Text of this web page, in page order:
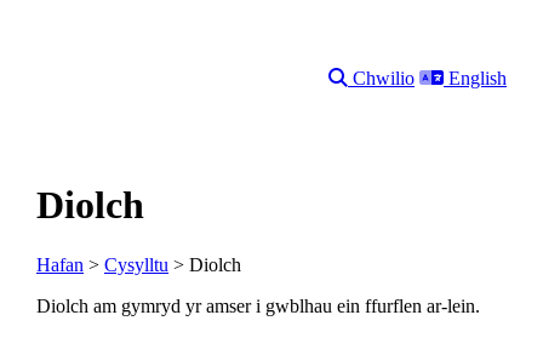
Chwilio English
Diolch
Hafan > Cysylltu > Diolch
Diolch am gymryd yr amser i gwblhau ein ffurflen ar-lein.